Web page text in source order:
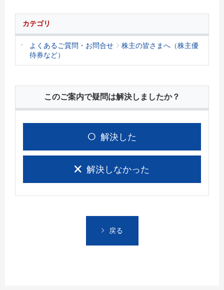
カテゴリ
よくあるご質問・お問合せ
株主の皆さまへ（株主優
待券など）
このご案内で疑問は解決しましたか？
解決した
解決しなかった
戻る